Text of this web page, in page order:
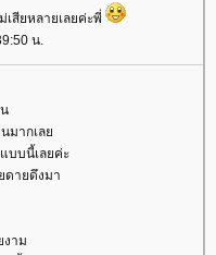
สียหลายเลยค่ะพี่
น.
มากเล
บบนี้เลยค่ะ
ดายดึงมา
งาม